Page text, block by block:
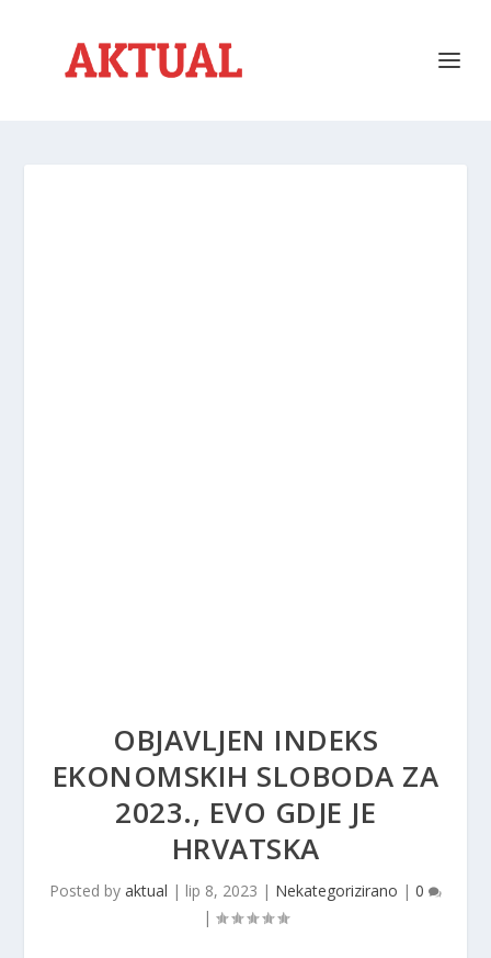
OBJAVLJEN INDEKS
EKONOMSKIH SLOBODA ZA
2023., EVO GDJE JE
HRVATSKA
Posted by aktual | lip 8, 2023 | Nekategorizirano | 0
|